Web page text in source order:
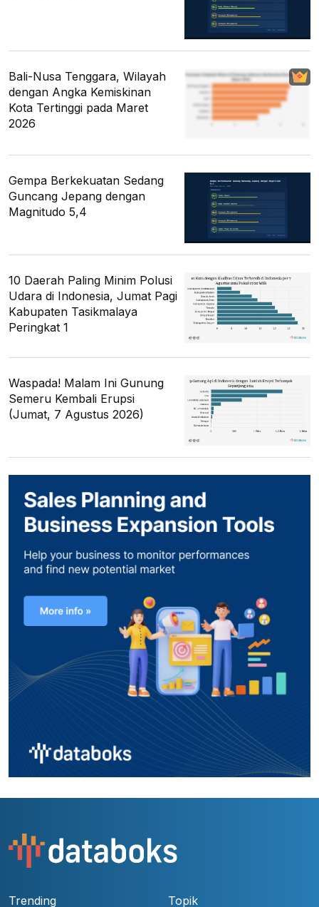
Bali-Nusa Tenggara, Wilayah
dengan Angka Kemiskinan
Kota Tertinggi pada Maret
2026
Gempa Berkekuatan Sedang
Guncang Jepang dengan
Magnitudo 5,4
10 Daerah Paling Minim Polusi
Udara di Indonesia, Jumat Pagi
Kabupaten Tasikmalaya
Peringkat 1
Waspada! Malam Ini Gunung
Semeru Kembali Erupsi
(Jumat, 7 Agustus 2026)
Trending Topik